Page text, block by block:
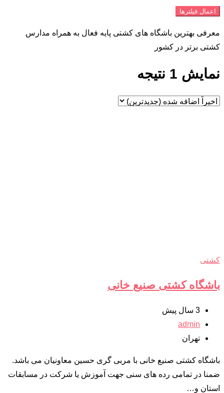
اعمال فیلترها
معرفی بهترین باشگاه های کشتی پایه فعال به همراه مدارس
کشتی برتر در کشور
نمایش 1 نتیجه
کشتی
باشگاه کشتی صنیع خانی
3 سال پیش
admin
تهران
باشگاه کشتی صنیع خانی با مربی گری حسین معاونیان می باشد.
ضمنا در تمامی رده های سنی جهت آموزش یا شرکت در مسابقات
استان و…